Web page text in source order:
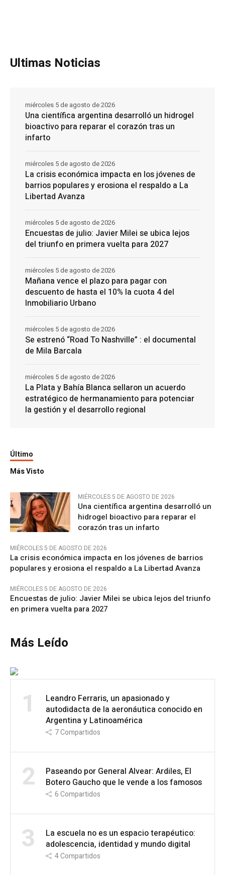
Ultimas Noticias
Una científica argentina desarrolló un hidrogel
bioactivo para reparar el corazón tras un
infarto
miércoles 5 de agosto de 2026
La crisis económica impacta en los jóvenes de
barrios populares y erosiona el respaldo a La
Libertad Avanza
miércoles 5 de agosto de 2026
Encuestas de julio: Javier Milei se ubica lejos
del triunfo en primera vuelta para 2027
miércoles 5 de agosto de 2026
Mañana vence el plazo para pagar con
descuento de hasta el 10% la cuota 4 del
Inmobiliario Urbano
miércoles 5 de agosto de 2026
Se estrenó “Road To Nashville” : el documental
de Mila Barcala
miércoles 5 de agosto de 2026
La Plata y Bahía Blanca sellaron un acuerdo
estratégico de hermanamiento para potenciar
la gestión y el desarrollo regional
miércoles 5 de agosto de 2026
Último
Más Visto
MIÉRCOLES 5 DE AGOSTO DE 2026
Una científica argentina desarrolló un
hidrogel bioactivo para reparar el
corazón tras un infarto
MIÉRCOLES 5 DE AGOSTO DE 2026
La crisis económica impacta en los jóvenes de barrios
populares y erosiona el respaldo a La Libertad Avanza
MIÉRCOLES 5 DE AGOSTO DE 2026
Encuestas de julio: Javier Milei se ubica lejos del triunfo
en primera vuelta para 2027
Más Leído
1
Leandro Ferraris, un apasionado y
autodidacta de la aeronáutica conocido en
Argentina y Latinoamérica
7Compartidos
2
Paseando por General Alvear: Ardiles, El
Botero Gaucho que le vende a los famosos
6Compartidos
3
La escuela no es un espacio terapéutico:
adolescencia, identidad y mundo digital
4Compartidos